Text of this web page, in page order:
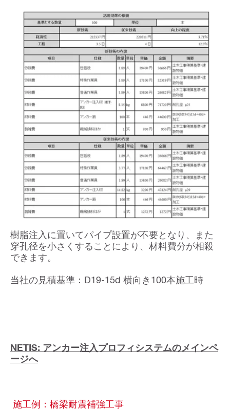
樹脂注入に置いてパイプ設置が不要となり、また
穿孔径を小さくすることにより、材料費分が相殺
できます。
当社の見積基準：D19-15d 横向き100本施工時
NETIS: アンカー注入プロフィシステムのメインペ
ージへ
施工例：橋梁耐震補強工事